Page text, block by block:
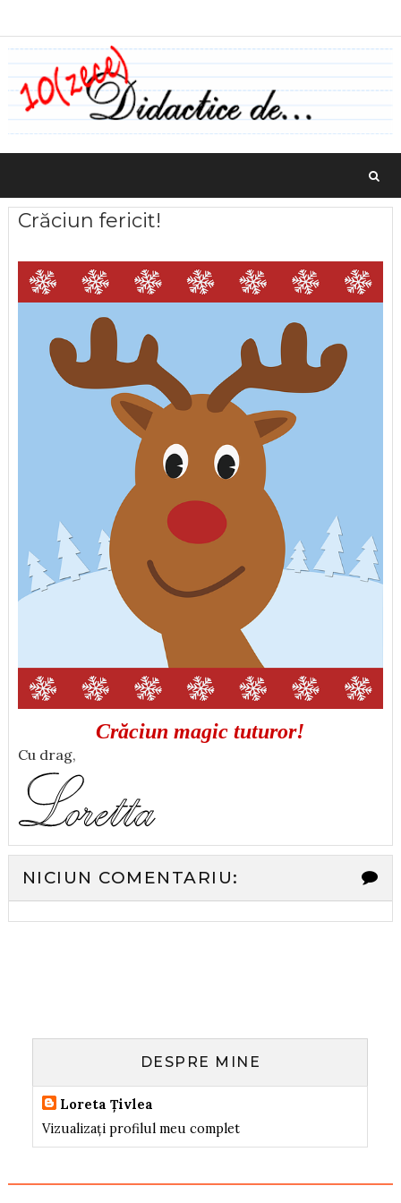
Crăciun fericit!
Crăciun magic tuturor!
Cu drag,
NICIUN COMENTARIU:
DESPRE MINE
Loreta Țivlea
Vizualizați profilul meu complet